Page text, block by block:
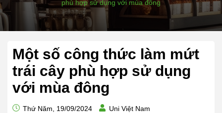
phù hợp sử dụng với mùa đông
Một số công thức làm mứt
trái cây phù hợp sử dụng
với mùa đông
Thứ Năm, 19/09/2024 Uni Việt Nam